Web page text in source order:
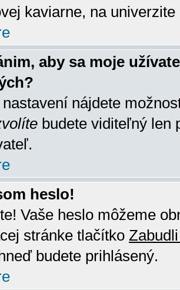
kaviarne, na univerzite
aby sa moje
nastavení nájdete
budete viditeľný len
heslo!
Vaše heslo môžeme
stránke tlačítko
budete prihlásený.